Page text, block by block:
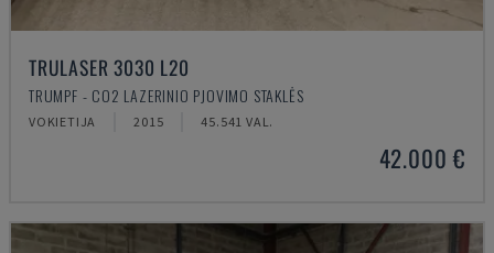
TRULASER 3030 L20
TRUMPF - CO2 LAZERINIO PJOVIMO STAKLĖS
VOKIETIJA 2015 45.541 VAL.
42.000 €